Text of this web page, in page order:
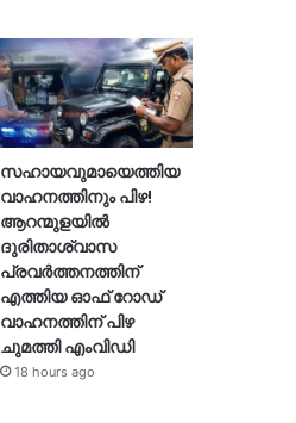
സഹായവുമായെത്തിയ
വാഹനത്തിനും പിഴ!
ആറന്മുളയില്‍
ദുരിതാശ്വാസ
പ്രവര്‍ത്തനത്തിന്
എത്തിയ ഓഫ് റോഡ്
വാഹനത്തിന് പിഴ
ചുമത്തി എംവിഡി
18 hours ago